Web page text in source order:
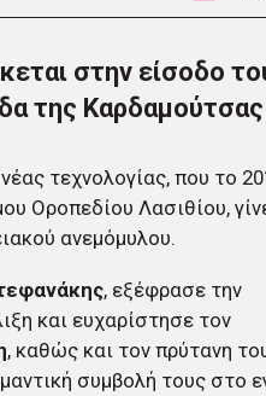
στην είσοδο
της Καρδαμούτσας
τεχνολογίας, που το
Οροπεδίου Λασιθίου,
ανεμόμυλου.
, εξέφρασε την
και ευχαρίστησε τον
, καθώς και τον πρύτανη
συμβολή τους στο